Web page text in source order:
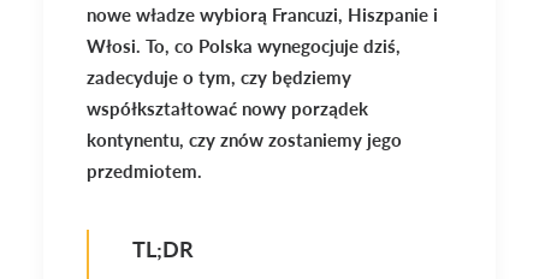
nowe władze wybiorą Francuzi, Hiszpanie i
Włosi. To, co Polska wynegocjuje dziś,
zadecyduje o tym, czy będziemy
współkształtować nowy porządek
kontynentu, czy znów zostaniemy jego
przedmiotem.
TL;DR